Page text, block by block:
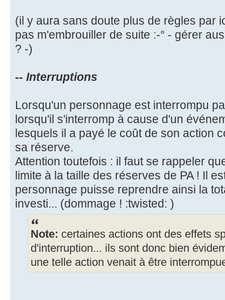
(il y aura sans doute plus de règles par
pas m'embrouiller de suite :-° - gérer
? -)
-- Interruptions
Lorsqu'un personnage est interrompu
lorsqu'il s'interromp à cause d'un
lesquels il a payé le coût de son action
sa réserve.
Attention toutefois : il faut se rappeler
limite à la taille des réserves de PA ! Il
personnage puisse reprendre ainsi la
investi... (dommage ! :twisted: )
Note: certaines actions ont des effets
d'interruption... ils sont donc bien
une telle action venait à être